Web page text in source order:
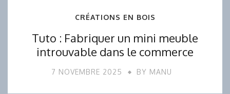
CRÉATIONS EN BOIS
Tuto : Fabriquer un mini meuble
introuvable dans le commerce
7 NOVEMBRE 2025 BY MANU